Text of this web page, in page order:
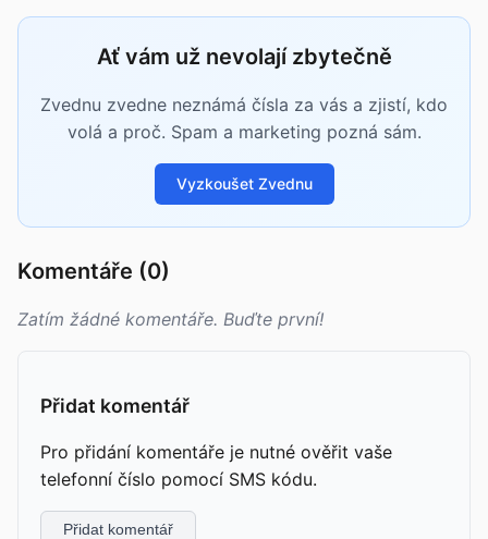
Ať vám už nevolají zbytečně
Zvednu zvedne neznámá čísla za vás a zjistí, kdo
volá a proč. Spam a marketing pozná sám.
Vyzkoušet Zvednu
Komentáře (0)
Zatím žádné komentáře. Buďte první!
Přidat komentář
Pro přidání komentáře je nutné ověřit vaše
telefonní číslo pomocí SMS kódu.
Přidat komentář